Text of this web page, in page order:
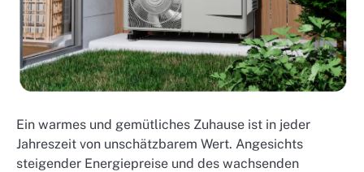
Ein warmes und gemütliches Zuhause ist in jeder
Jahreszeit von unschätzbarem Wert. Angesichts
steigender Energiepreise und des wachsenden